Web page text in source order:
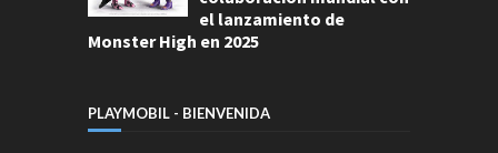
el lanzamiento de
Monster High en 2025
PLAYMOBIL - BIENVENIDA